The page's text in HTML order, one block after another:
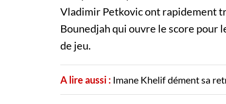
Vladimir Petkovic ont rapidement
Bounedjah qui ouvre le score pour
de jeu.
A lire aussi : Imane Khelif dément sa